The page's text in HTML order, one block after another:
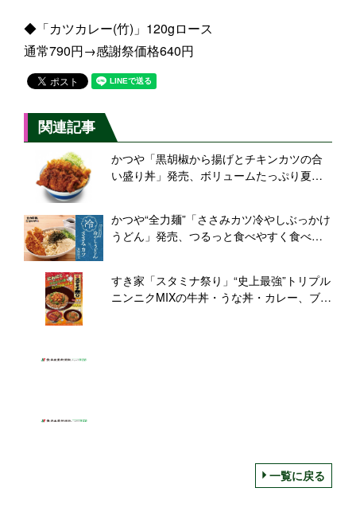
◆「カツカレー(竹)」120gロース
通常790円→感謝祭価格640円
関連記事
かつや「黒胡椒から揚げとチキンカツの合
い盛り丼」発売、ボリュームたっぷり夏メ
かつや“全力麺”「ささみカツ冷やしぶっかけ
うどん」発売、つるっと食べやすく食べ応
すき家「スタミナ祭り」“史上最強”トリプル
ニンニクMIXの牛丼・うな丼・カレー、ブレ
一覧に戻る